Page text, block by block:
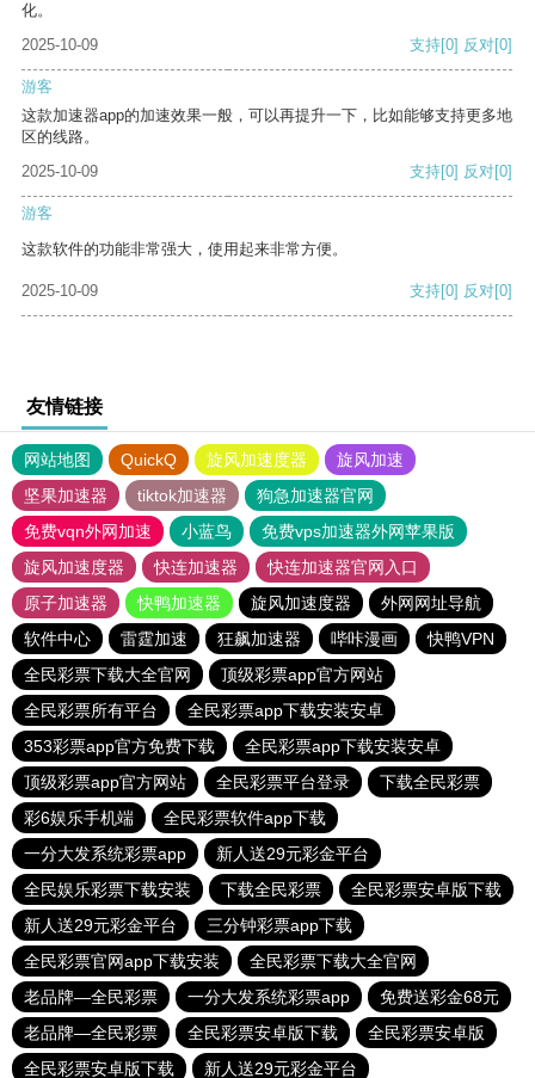
化。
2025-10-09
支持[0] 反对[0]
游客
这款加速器app的加速效果一般，可以再提升一下，比如能够支持更多地
区的线路。
2025-10-09
支持[0] 反对[0]
游客
这款软件的功能非常强大，使用起来非常方便。
2025-10-09 支持[0] 反对[0]
友情链接
网站地图 QuickQ 旋风加速度器
旋风加速
坚果加速器
tiktok加速器
狗急加速器官网
免费vqn外网加速
小蓝鸟
免费vps加速器外网苹果版
旋风加速度器
快连加速器
快连加速器官网入口
原子加速器
快鸭加速器 旋风加速度器
外网网址导航
软件中心
雷霆加速 狂飙加速器 哔咔漫画
快鸭VPN
全民彩票下载大全官网
顶级彩票app官方网站
全民彩票所有平台
全民彩票app下载安装安卓
353彩票app官方免费下载
全民彩票app下载安装安卓
顶级彩票app官方网站
全民彩票平台登录
下载全民彩票
彩6娱乐手机端
全民彩票软件app下载
一分大发系统彩票app
新人送29元彩金平台
全民娱乐彩票下载安装
下载全民彩票
全民彩票安卓版下载
新人送29元彩金平台
三分钟彩票app下载
全民彩票官网app下载安装
全民彩票下载大全官网
老品牌—全民彩票
一分大发系统彩票app
免费送彩金68元
老品牌—全民彩票
全民彩票安卓版下载
全民彩票安卓版
全民彩票安卓版下载
新人送29元彩金平台